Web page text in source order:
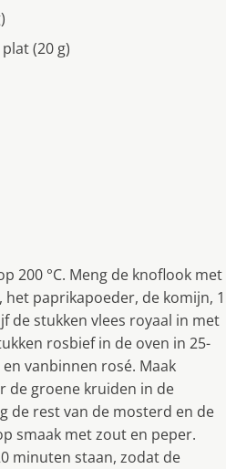
(20 g)
200 °C. Meng de knoflook met
paprikapoeder, de komijn, 1
de stukken vlees royaal in met
rosbief in de oven in 25-
vanbinnen rosé. Maak
de groene kruiden in de
de rest van de mosterd en de
smaak met zout en peper.
minuten staan, zodat de